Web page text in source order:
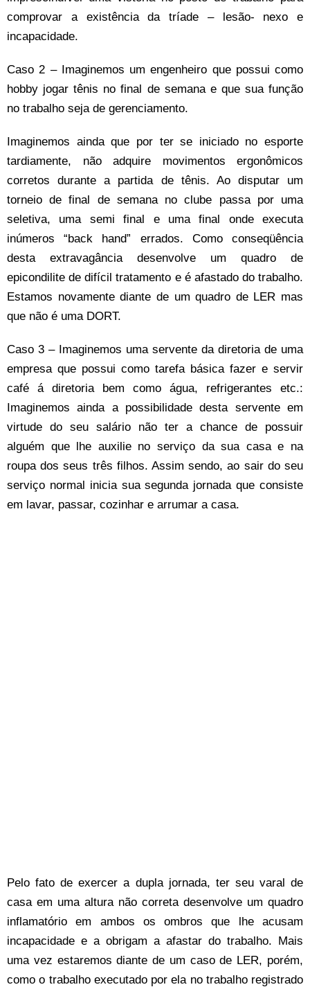
comprovar a existência da tríade – lesão- nexo e
incapacidade.
Caso 2 – Imaginemos um engenheiro que possui como
hobby jogar tênis no final de semana e que sua função
no trabalho seja de gerenciamento.
Imaginemos ainda que por ter se iniciado no esporte
tardiamente, não adquire movimentos ergonômicos
corretos durante a partida de tênis. Ao disputar um
torneio de final de semana no clube passa por uma
seletiva, uma semi final e uma final onde executa
inúmeros “back hand” errados. Como conseqüência
desta extravagância desenvolve um quadro de
epicondilite de difícil tratamento e é afastado do trabalho.
Estamos novamente diante de um quadro de LER mas
que não é uma DORT.
Caso 3 – Imaginemos uma servente da diretoria de uma
empresa que possui como tarefa básica fazer e servir
café á diretoria bem como água, refrigerantes etc.:
Imaginemos ainda a possibilidade desta servente em
virtude do seu salário não ter a chance de possuir
alguém que lhe auxilie no serviço da sua casa e na
roupa dos seus três filhos. Assim sendo, ao sair do seu
serviço normal inicia sua segunda jornada que consiste
em lavar, passar, cozinhar e arrumar a casa.
Pelo fato de exercer a dupla jornada, ter seu varal de
casa em uma altura não correta desenvolve um quadro
inflamatório em ambos os ombros que lhe acusam
incapacidade e a obrigam a afastar do trabalho. Mais
uma vez estaremos diante de um caso de LER, porém,
como o trabalho executado por ela no trabalho registrado